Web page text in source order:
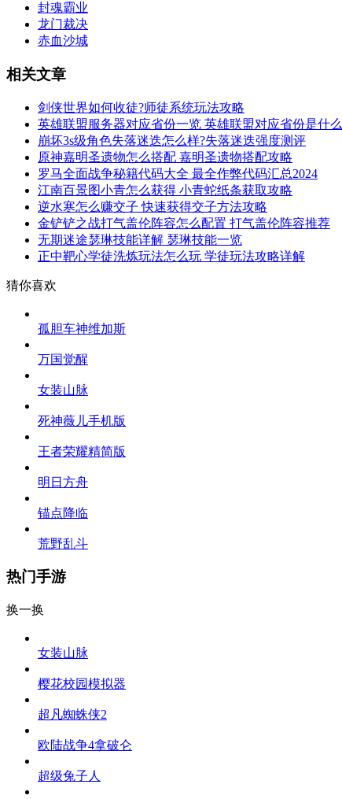
封魂霸业
龙门裁决
赤血沙城
相关文章
剑侠世界如何收徒?师徒系统玩法攻略
英雄联盟服务器对应省份一览 英雄联盟对应省份是什么
崩坏3s级角色失落迷迭怎么样?失落迷迭强度测评
原神嘉明圣遗物怎么搭配 嘉明圣遗物搭配攻略
罗马全面战争秘籍代码大全 最全作弊代码汇总2024
江南百景图小青怎么获得 小青蛇纸条获取攻略
逆水寒怎么赚交子 快速获得交子方法攻略
金铲铲之战打气盖伦阵容怎么配置 打气盖伦阵容推荐
无期迷途瑟琳技能详解 瑟琳技能一览
正中靶心学徒洗炼玩法怎么玩 学徒玩法攻略详解
猜你喜欢
孤胆车神维加斯
万国觉醒
女装山脉
死神薇儿手机版
王者荣耀精简版
明日方舟
锚点降临
荒野乱斗
热门手游
换一换
女装山脉
樱花校园模拟器
超凡蜘蛛侠2
欧陆战争4拿破仑
超级兔子人